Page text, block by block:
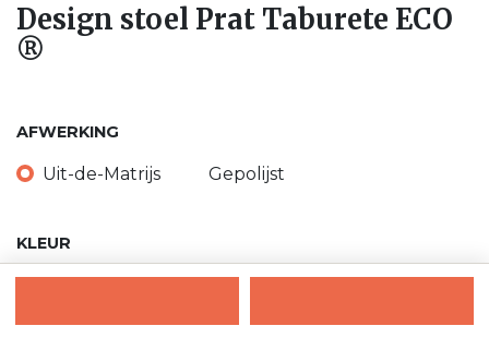
Design stoel Prat Taburete ECO
®
AFWERKING
Uit-de-Matrijs Gepolijst
KLEUR